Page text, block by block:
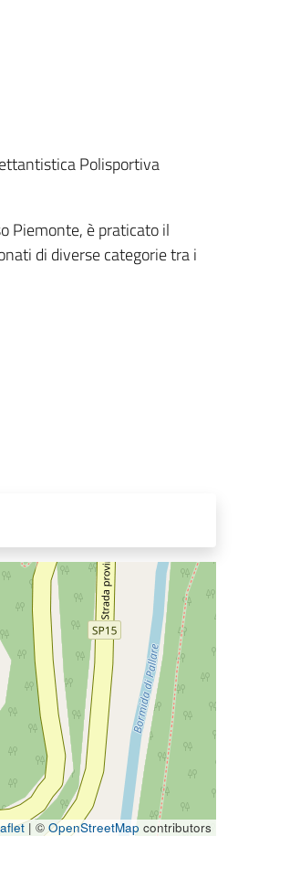
Polisportiva
Piemonte, è praticato il
di diverse categorie tra i
| © OpenStreetMap contributors